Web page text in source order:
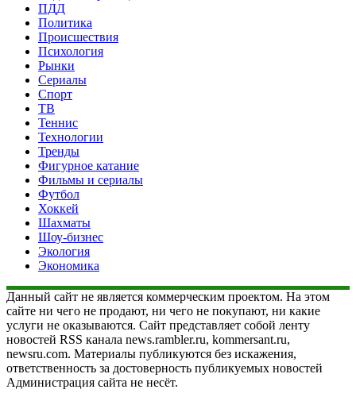
ПДД
Политика
Происшествия
Психология
Рынки
Сериалы
Спорт
ТВ
Теннис
Технологии
Тренды
Фигурное катание
Фильмы и сериалы
Футбол
Хоккей
Шахматы
Шоу-бизнес
Экология
Экономика
Данный сайт не является коммерческим проектом. На этом
сайте ни чего не продают, ни чего не покупают, ни какие
услуги не оказываются. Сайт представляет собой ленту
новостей RSS канала news.rambler.ru, kommersant.ru,
newsru.com. Материалы публикуются без искажения,
ответственность за достоверность публикуемых новостей
Администрация сайта не несёт.